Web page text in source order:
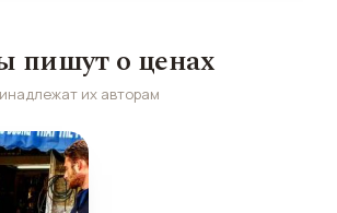
пишут о ценах
их авторам